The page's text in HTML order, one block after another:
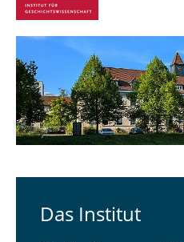
Das In­sti­tut